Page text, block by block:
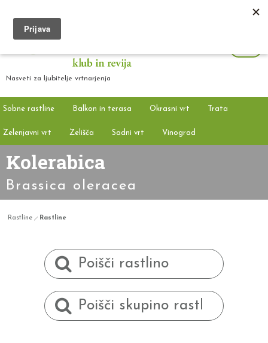
Nasveti za ljubitelje vrtnarjenja
Sobne rastline Balkon in terasa Okrasni vrt Trata
Zelenjavni vrt Zelišča Sadni vrt Vinograd
Kolerabica
Brassica oleracea
Rastline Rastline